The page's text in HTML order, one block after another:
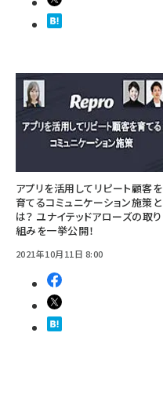
アプリを活用してリピート顧客を
育てるコミュニケーション施策と
は？ ユナイテッドアローズの取り
組みを一挙公開！
2021年10月11日 8:00